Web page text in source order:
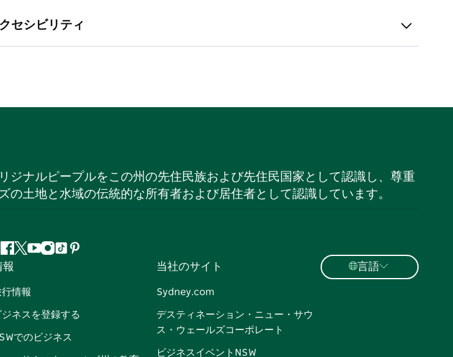
セシビリティ
ジナルピープルをこの州の先住民族および先住民国家として認識し、尊重
土地と水域の伝統的な所有者および居住者として認識しています。
フ
ェ
イ
ブ
ッ
ツ
ッ
ー
ユ
ー
ブ
イ
グ
ラ
テ
ト
ピ
ス
報
情報
ジネスを登録する
でのビジネス
当社のサイト
Sydney.com
デスティネーション・ニュー・サウ
ス・ウェールズコーポレート
ビジネスイベントNSW
言語